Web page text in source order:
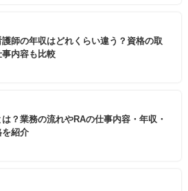
師の年収はどれくらい違う？資格の取
内容も比較
？業務の流れやRAの仕事内容・年収・
を紹介